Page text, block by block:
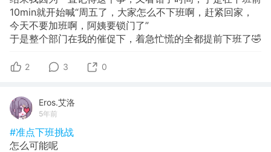
10min就开始喊“周五了，大家怎么不下班啊，赶紧回家，
今天不要加班啊，阿姨要锁门了”
于是整个部门在我的催促下，着急忙慌的全都提前下班了🤣
2 3 0
Eros.艾洛
5年前
#准点下班挑战
怎么可能呢